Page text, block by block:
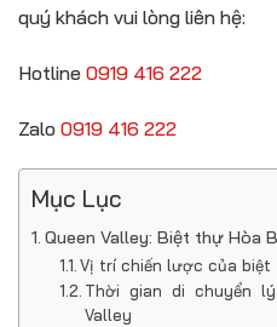
quý khách vui lòng liên hệ:
Hotline 0919 416 222
Zalo 0919 416 222
Mục Lục
Queen Valley: Biệt thự Hòa
Vị trí chiến lược của biệt
Thời gian di chuyển
Valley